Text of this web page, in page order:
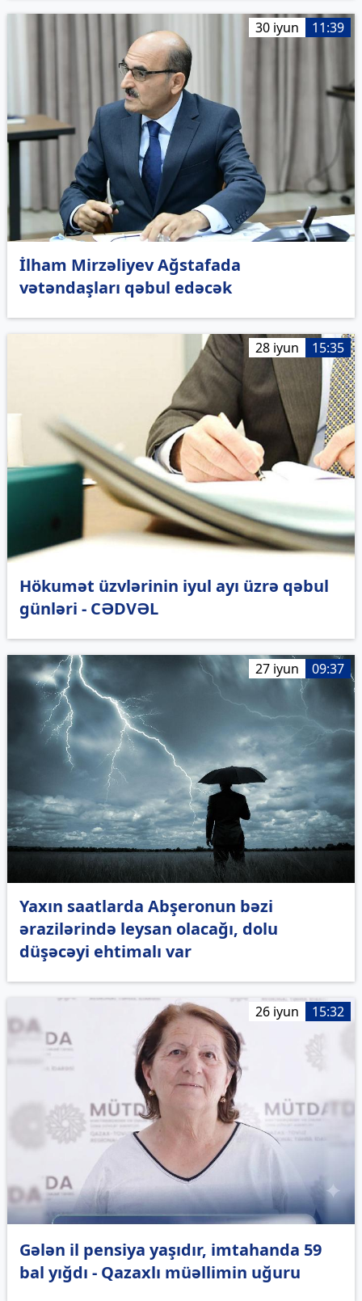
30 iyun 11:39
İlham Mirzəliyev Ağstafada
vətəndaşları qəbul edəcək
28 iyun 15:35
Hökumət üzvlərinin iyul ayı üzrə qəbul
günləri - CƏDVƏL
27 iyun 09:37
Yaxın saatlarda Abşeronun bəzi
ərazilərində leysan olacağı, dolu
düşəcəyi ehtimalı var
26 iyun 15:32
Gələn il pensiya yaşıdır, imtahanda 59
bal yığdı - Qazaxlı müəllimin uğuru